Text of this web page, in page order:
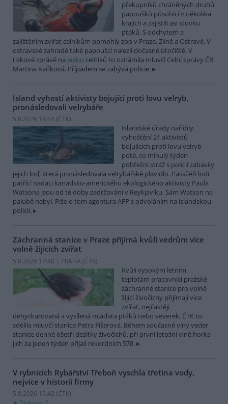
překupníků chráněných druhů
papoušků působící v několika
krajích a zajistili asi stovku
ptáků. S odchytem a
zajištěním zvířat celníkům pomohly zoo v Praze, Zlíně a Ostravě. V
ostravské zahradě také papoušci nalezli dočasné útočiště. V
tiskové zprávě na webu celníků to oznámila mluvčí Celní správy ČR
Martina Kaňková. Případem se zabývá policie.
Island vyhostí aktivisty bojující proti lovu velryb,
pronásledovali velrybáře
5.8.2026 19:54 (ČTK)
Islandské úřady nařídily
vyhoštění 21 aktivistů
bojujících proti lovu velryb
poté, co minulý týden
pobřežní stráž s policií zabavily
jejich loď, která pronásledovala velrybářské plavidlo. Pasažéři lodi
patřící nadaci kanadsko-amerického ekologického aktivisty Paula
Watsona jsou od té doby zadržováni v Reykjavíku. Sám Watson na
palubě nebyl. Píše o tom agentura AFP s odvoláním na islandskou
policii.
Záchranná stanice v Praze přijímá kvůli vedrům více
volně žijících zvířat
5.8.2026 17:40 | PRAHA (ČTK)
Kvůli vysokým letním
teplotám pracovníci pražské
záchranné stanice pro volně
žijící živočichy přijímají více
zvířat, nejčastěji
dehydratovaná a vysílená mláďata ptáků nebo veverek. ČTK to
sdělila mluvčí stanice Petra Fišerová. Během současné vlny veder
stanice denně ošetří desítky živočichů, při první letošní vlně horka
jich za jeden týden přijali rekordních 578.
V rybnících Rybářství Třeboň vyschla třetina vody,
nejvíce v historii firmy
5.8.2026 15:42 (ČTK)